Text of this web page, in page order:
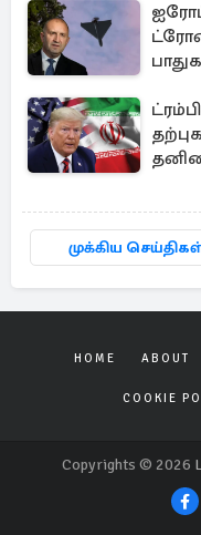
முக்கிய
HOME ABOUT
COOKIE
Copyrights © 2026